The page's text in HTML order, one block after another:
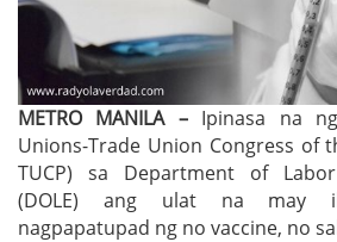
METRO MANILA – Ipinasa na
Unions-Trade Union Congress of
TUCP) sa Department of
(DOLE) ang ulat na may
nagpapatupad ng no vaccine, no